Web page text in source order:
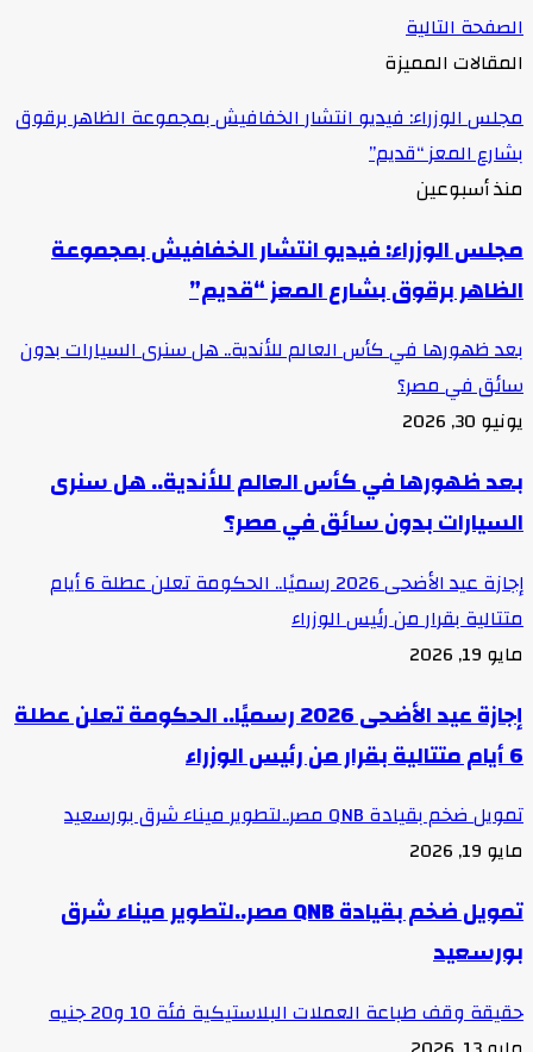
الصفحة التالية
المقالات المميزة
مجلس الوزراء: فيديو انتشار الخفافيش بمجموعة الظاهر برقوق
بشارع المعز “قديم”
منذ أسبوعين
مجلس الوزراء: فيديو انتشار الخفافيش بمجموعة
الظاهر برقوق بشارع المعز “قديم”
بعد ظهورها في كأس العالم للأندية.. هل سنرى السيارات بدون
سائق في مصر؟
يونيو 30, 2026
بعد ظهورها في كأس العالم للأندية.. هل سنرى
السيارات بدون سائق في مصر؟
إجازة عيد الأضحى 2026 رسميًا.. الحكومة تعلن عطلة 6 أيام
متتالية بقرار من رئيس الوزراء
مايو 19, 2026
إجازة عيد الأضحى 2026 رسميًا.. الحكومة تعلن عطلة
6 أيام متتالية بقرار من رئيس الوزراء
تمويل ضخم بقيادة QNB مصر..لتطوير ميناء شرق بورسعيد
مايو 19, 2026
تمويل ضخم بقيادة QNB مصر..لتطوير ميناء شرق
بورسعيد
حقيقة وقف طباعة العملات البلاستيكية فئة 10 و20 جنيه